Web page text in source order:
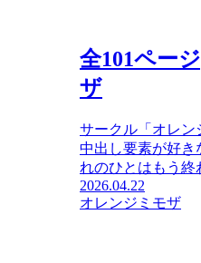
全101ペー
ザ
サークル「オレン
中出し要素が好き
れのひとはもう終
2026.04.22
オレンジミモザ